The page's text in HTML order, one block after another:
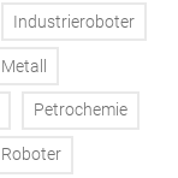
Industrieroboter
Metall
Petrochemie
Roboter